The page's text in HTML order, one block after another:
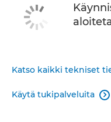
Katso kaikki tekniset
Käytä tukipalveluita 